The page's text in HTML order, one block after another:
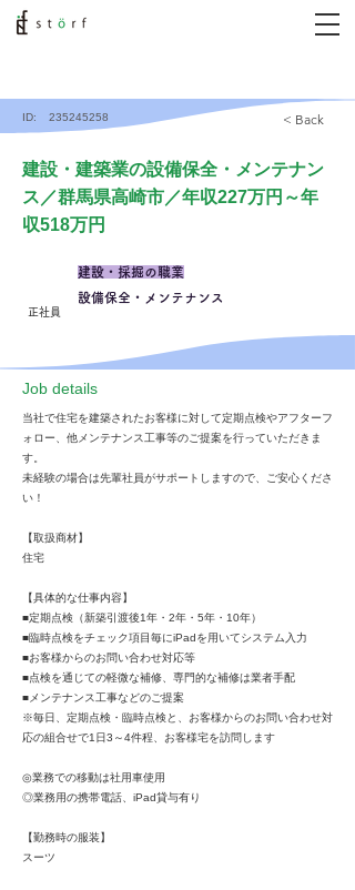
ID: 235245258 < Back
建設・建築業の設備保全・メンテナン
ス／群馬県高崎市／年収227万円～年
収518万円
正社員
建設・採掘の職業
設備保全・メンテナンス
​Job details
当社で住宅を建築されたお客様に対して定期点検やアフターフ
ォロー、他メンテナンス工事等のご提案を行っていただきま
す。
未経験の場合は先輩社員がサポートしますので、ご安心くださ
い！
【取扱商材】
住宅
【具体的な仕事内容】
■定期点検（新築引渡後1年・2年・5年・10年）
■臨時点検をチェック項目毎にiPadを用いてシステム入力
■お客様からのお問い合わせ対応等
■点検を通じての軽微な補修、専門的な補修は業者手配
■メンテナンス工事などのご提案
※毎日、定期点検・臨時点検と、お客様からのお問い合わせ対
応の組合せで1日3～4件程、お客様宅を訪問します
◎業務での移動は社用車使用
◎業務用の携帯電話、iPad貸与有り
【勤務時の服装】
スーツ